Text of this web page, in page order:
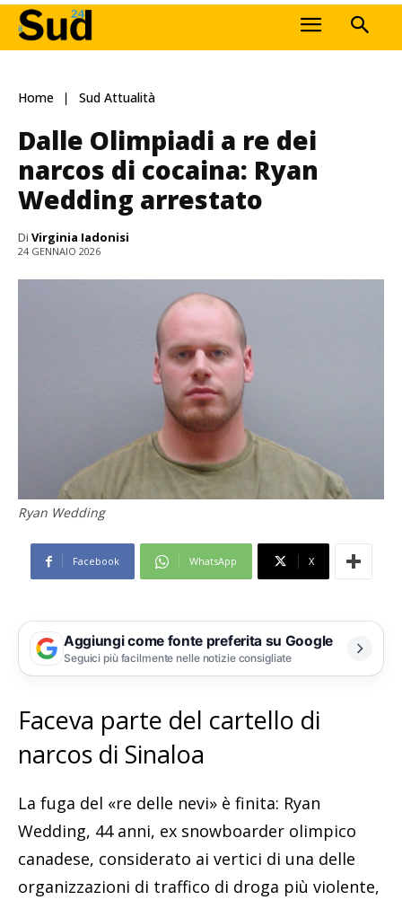
Home Sud Attualità
Dalle Olimpiadi a re dei
narcos di cocaina: Ryan
Wedding arrestato
Di Virginia Iadonisi
24 GENNAIO 2026
Ryan Wedding
Facebook WhatsApp X
Aggiungi come fonte preferita su Google
Seguici più facilmente nelle notizie consigliate
Faceva parte del cartello di
narcos di Sinaloa
La fuga del «re delle nevi» è finita: Ryan
Wedding, 44 anni, ex snowboarder olimpico
canadese, considerato ai vertici di una delle
organizzazioni di traffico di droga più violente,